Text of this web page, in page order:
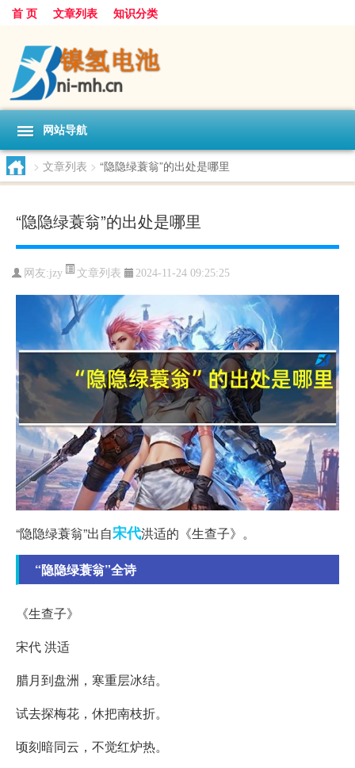
首 页 文章列表 知识分类
网站导航
> 文章列表 > “隐隐绿蓑翁”的出处是哪里
“隐隐绿蓑翁”的出处是哪里
网友:jzy 文章列表 2024-11-24 09:25:25
“隐隐绿蓑翁”出自宋代洪适的《生查子》。
“隐隐绿蓑翁”全诗
《生查子》
宋代 洪适
腊月到盘洲，寒重层冰结。
试去探梅花，休把南枝折。
顷刻暗同云，不觉红炉热。